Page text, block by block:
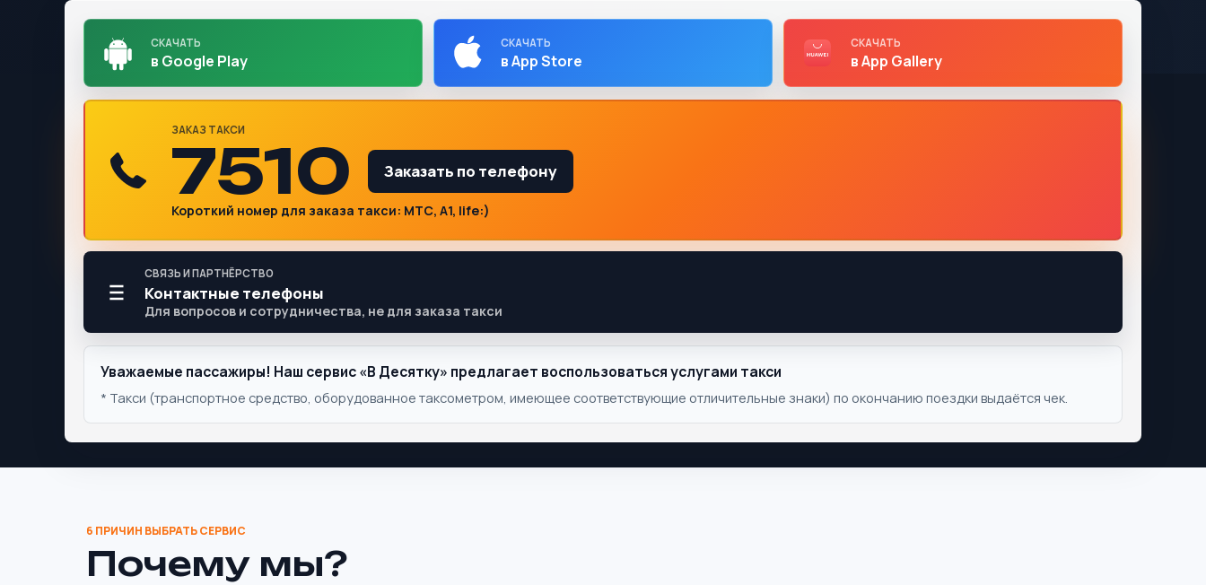
СКАЧАТЬ
в Google Play
СКАЧАТЬ
в App Store
СКАЧАТЬ
в App Gallery
ЗАКАЗ ТАКСИ
7510 Заказать по телефону
Короткий номер для заказа такси: МТС, A1, life:)
СВЯЗЬ И ПАРТНЁРСТВО
Контактные телефоны
Для вопросов и сотрудничества, не для заказа такси
Уважаемые пассажиры! Наш сервис «В Десятку» предлагает воспользоваться услугами такси
* Такси (транспортное средство, оборудованное таксометром, имеющее соответствующие отличительные знаки) по окончанию поездки выдаётся чек.
Почему мы?